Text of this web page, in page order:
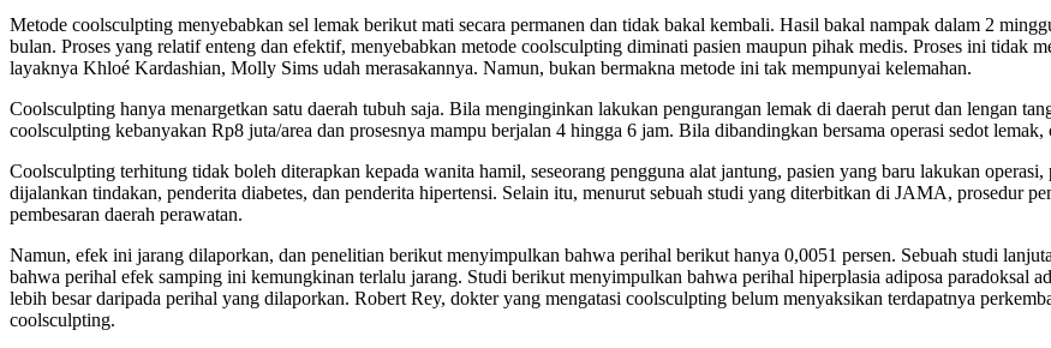
Metode coolsculpting menyebabkan sel lemak berikut mati secara permanen dan tidak bakal kembali. Hasil bakal nampak dalam 2
bulan. Proses yang relatif enteng dan efektif, menyebabkan metode coolsculpting diminati pasien maupun pihak medis. Proses ini tidak
layaknya Khloé Kardashian, Molly Sims udah merasakannya. Namun, bukan bermakna metode ini tak mempunyai kelemahan.
Coolsculpting hanya menargetkan satu daerah tubuh saja. Bila menginginkan lakukan pengurangan lemak di daerah perut dan lengan
coolsculpting kebanyakan Rp8 juta/area dan prosesnya mampu berjalan 4 hingga 6 jam. Bila dibandingkan bersama operasi sedot
Coolsculpting terhitung tidak boleh diterapkan kepada wanita hamil, seseorang pengguna alat jantung, pasien yang baru lakukan
dijalankan tindakan, penderita diabetes, dan penderita hipertensi. Selain itu, menurut sebuah studi yang diterbitkan di JAMA, prosedur
pembesaran daerah perawatan.
Namun, efek ini jarang dilaporkan, dan penelitian berikut menyimpulkan bahwa perihal berikut hanya 0,0051 persen. Sebuah studi
bahwa perihal efek samping ini kemungkinan terlalu jarang. Studi berikut menyimpulkan bahwa perihal hiperplasia adiposa paradoksal
lebih besar daripada perihal yang dilaporkan. Robert Rey, dokter yang mengatasi coolsculpting belum menyaksikan terdapatnya
coolsculpting.